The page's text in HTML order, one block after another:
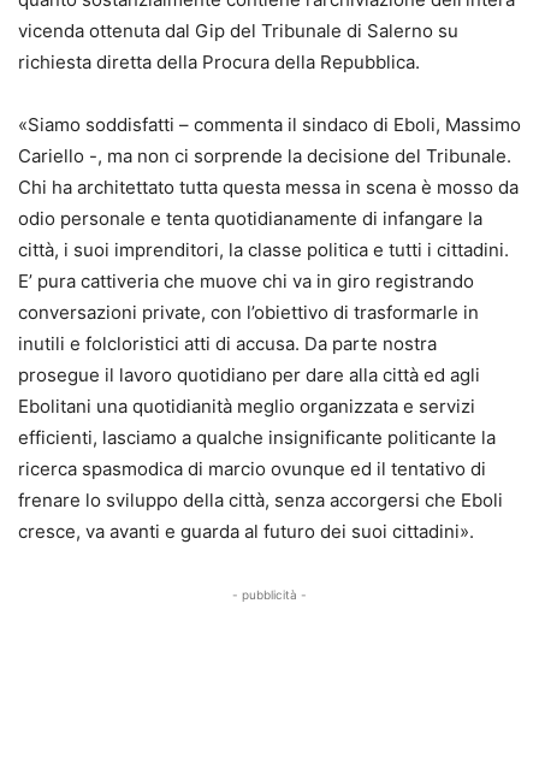
vicenda ottenuta dal Gip del Tribunale di Salerno su
richiesta diretta della Procura della Repubblica.
«Siamo soddisfatti – commenta il sindaco di Eboli, Massimo
Cariello -, ma non ci sorprende la decisione del Tribunale.
Chi ha architettato tutta questa messa in scena è mosso da
odio personale e tenta quotidianamente di infangare la
città, i suoi imprenditori, la classe politica e tutti i cittadini.
E’ pura cattiveria che muove chi va in giro registrando
conversazioni private, con l’obiettivo di trasformarle in
inutili e folcloristici atti di accusa. Da parte nostra
prosegue il lavoro quotidiano per dare alla città ed agli
Ebolitani una quotidianità meglio organizzata e servizi
efficienti, lasciamo a qualche insignificante politicante la
ricerca spasmodica di marcio ovunque ed il tentativo di
frenare lo sviluppo della città, senza accorgersi che Eboli
cresce, va avanti e guarda al futuro dei suoi cittadini».
- pubblicità -